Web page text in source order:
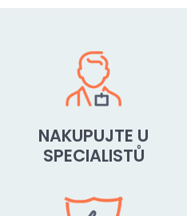
NAKUPUJTE U
SPECIALISTŮ